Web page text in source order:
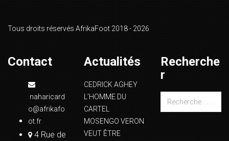
Tous droits réservés AfrikaFoot 2018 - 2026
Contact
naharicard
o@afrikafo
ot.fr
4 Rue de
Actualités
CEDRICK AGHEY
L’HOMME DU
CARTEL
MOSENGO VERON
VEUT ÊTRE
Recherche
r